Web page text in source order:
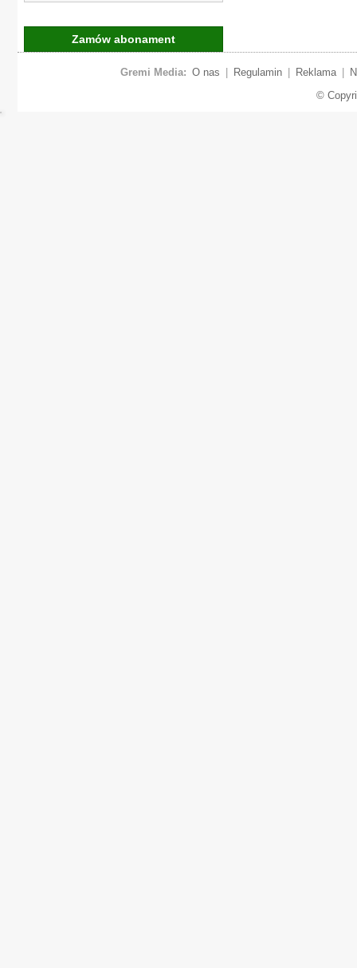
Zamów abonament
Gremi Media: O nas Regulamin Reklama
©